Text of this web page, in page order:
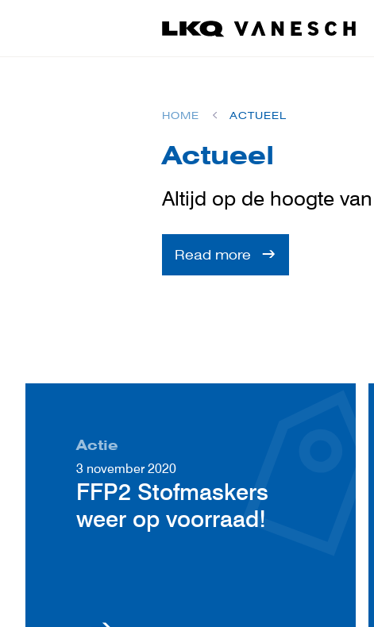
HOME ACTUEEL
Actueel
Altijd op de hoogte
Read more
Actie
3 november 2020
FFP2 Stofmaskers
weer op voorraad!